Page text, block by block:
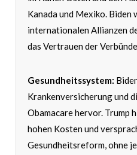
Kanada und Mexiko. Biden
internationalen Allianzen
das Vertrauen der
Gesundheitssystem:
Krankenversicherung und
Obamacare hervor. Trump
hohen Kosten und
Gesundheitsreform, ohne